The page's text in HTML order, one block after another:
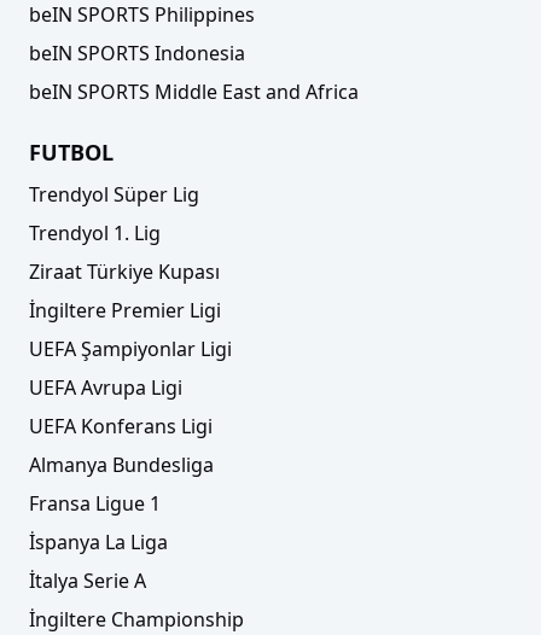
beIN SPORTS Philippines
beIN SPORTS Indonesia
beIN SPORTS Middle East and Africa
FUTBOL
Trendyol Süper Lig
Trendyol 1. Lig
Ziraat Türkiye Kupası
İngiltere Premier Ligi
UEFA Şampiyonlar Ligi
UEFA Avrupa Ligi
UEFA Konferans Ligi
Almanya Bundesliga
Fransa Ligue 1
İspanya La Liga
İtalya Serie A
İngiltere Championship